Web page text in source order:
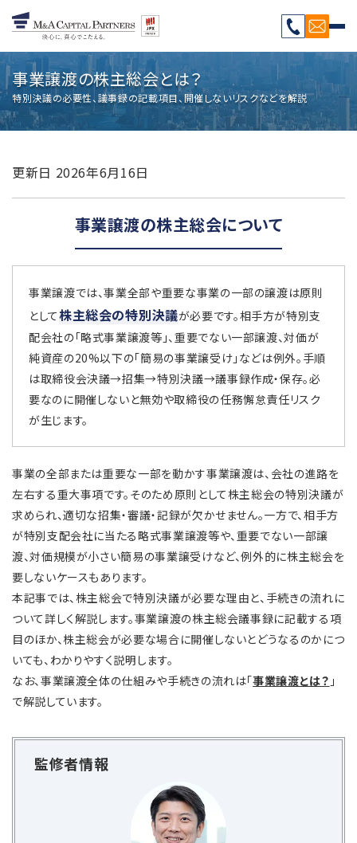
事業譲渡の株主総会とは？
特別決議の必要性、議事録の記載項目、開催しないリスクなどを解説
更新日 2026年6月16日
事業譲渡の株主総会について
事業譲渡では、事業全部や重要な事業の一部の譲渡は原則
として株主総会の特別決議が必要です。相手方が特別支
配会社の「略式事業譲渡等」、重要でない一部譲渡、対価が
純資産の20%以下の「簡易の事業譲受け」などは例外。手順
は取締役会決議→招集→特別決議→議事録作成・保存。必
要なのに開催しないと無効や取締役の任務懈怠責任リスク
が生じます。
事業の全部または重要な一部を動かす事業譲渡は、会社の進路を
左右する重大事項です。そのため原則として株主総会の特別決議が
求められ、適切な招集・審議・記録が欠かせません。一方で、相手方
が特別支配会社に当たる略式事業譲渡等や、重要でない一部譲
渡、対価規模が小さい簡易の事業譲受けなど、例外的に株主総会を
要しないケースもあります。
本記事では、株主総会で特別決議が必要な理由と、手続きの流れに
ついて詳しく解説します。事業譲渡の株主総会議事録に記載する項
目のほか、株主総会が必要な場合に開催しないとどうなるのかにつ
いても、わかりやすく説明します。
なお、事業譲渡全体の仕組みや手続きの流れは「事業譲渡とは？ 」
で解説しています。
監修者情報